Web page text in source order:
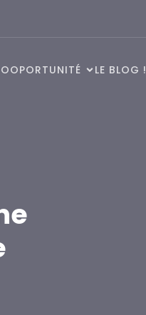
LE BLOG !